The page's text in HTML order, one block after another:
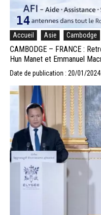
Accueil Asie Cambodge
CAMBODGE – FRANCE :
Hun Manet et Emmanuel
Date de publication : 20/01/2024